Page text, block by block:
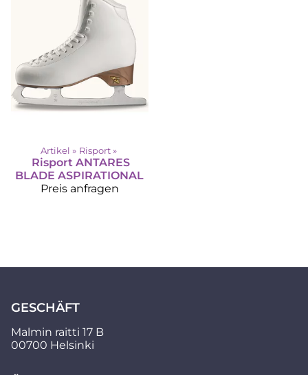
Artikel ‪» Risport ‪»
Risport ANTARES
BLADE ASPIRATIONAL
Preis anfragen
GESCHÄFT
Malmin raitti 17 B
00700 Helsinki